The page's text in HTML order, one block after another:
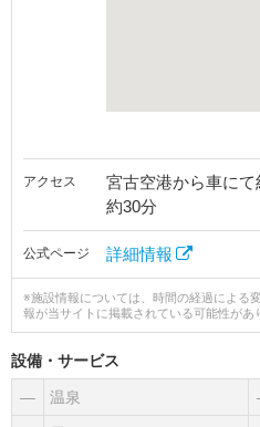
アクセス
宮古空港から車に
約30分
公式ページ 詳細情報
※施設情報については、時間の経過による
報が当サイトに掲載されている可能性があ
設備・サービス
― 温泉